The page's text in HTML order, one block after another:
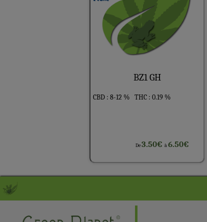
BZ1 GH
CBD : 8-12 % THC : 0.19 %
De3.50€ à6.50€